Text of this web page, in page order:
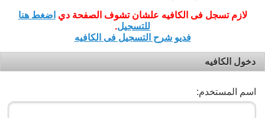
لازم تسجل فى الكافيه علشان تشوف الصفحة دي اضغط هنا
للتسجيل.
فديو شرح التسجيل فى الكافيه
دخول الكافيه
اسم المستخدم: